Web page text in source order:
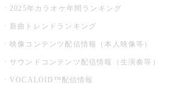
2025年カラオケ年間ランキング
新曲トレンドランキング
映像コンテンツ配信情報（本人映像等）
サウンドコンテンツ配信情報（生演奏等）
VOCALOID™配信情報